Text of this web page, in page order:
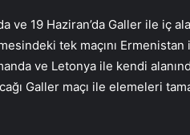
ve 19 Haziran’da Galler ile iç
tek maçını Ermenistan
ve Letonya ile kendi
Galler maçı ile elemeleri